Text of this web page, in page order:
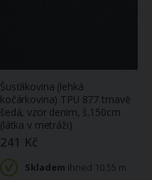
Šusťákovina (lehká
kočárkovina) TPU 877 tmavě
šedá, vzor denim, š.150cm
(látka v metráži)
241 Kč
Skladem ihned 10.55 m